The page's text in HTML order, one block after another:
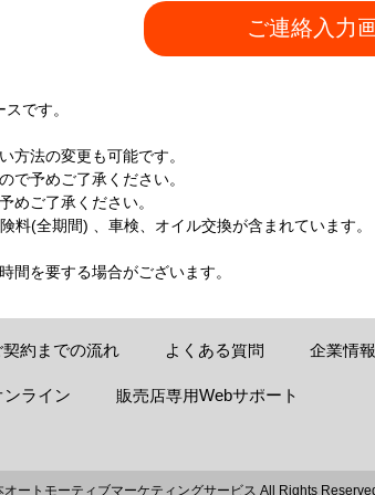
ご連絡入力
です。
法の変更も可能です。
予めご了承ください。
めご了承ください。
(全期間) 、車検、オイル交換が含まれています。
を要する場合がございます。
契約までの流れ よくある質問 企業情報
ライン 販売店専用Webサポート
ートモーティブマーケティングサービス All Rights